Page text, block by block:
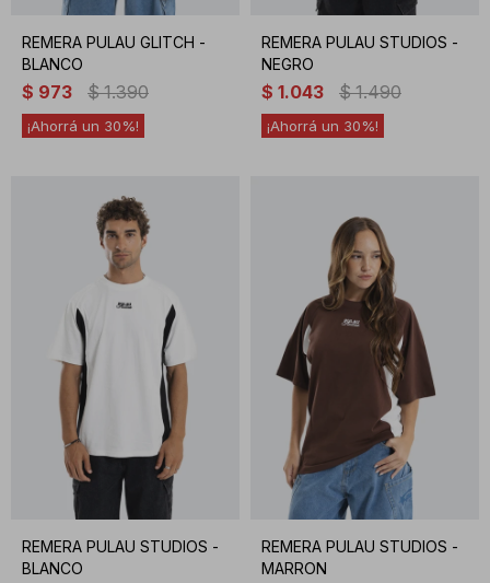
REMERA PULAU GLITCH -
BLANCO
$ 973 $ 1.390
30
REMERA PULAU STUDIOS -
NEGRO
$ 1.043 $ 1.490
30
REMERA PULAU STUDIOS -
BLANCO
REMERA PULAU STUDIOS -
MARRON